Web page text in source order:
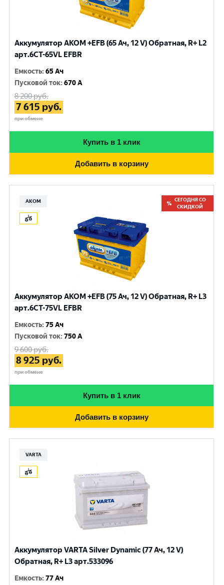
Аккумулятор AKOM +EFB (65 Ач, 12 V) Обратная, R+ L2
арт.6CT-65VL EFBR
Емкость:65 Ач
Пусковой ток:670 A
8 200руб.
7 615 руб.
при обмене
Купить в 1 клик
Добавить в корзину
АКОМ
СЕГОДНЯ СО
СКИДКОЙ
Аккумулятор AKOM +EFB (75 Ач, 12 V) Обратная, R+ L3
арт.6СТ-75VL EFBR
Емкость:75 Ач
Пусковой ток:750 A
9 600руб.
8 925 руб.
при обмене
Купить в 1 клик
Добавить в корзину
VARTA
Аккумулятор VARTA Silver Dynamic (77 Ач, 12 V)
Обратная, R+ L3 арт.533096
Емкость:77 Ач